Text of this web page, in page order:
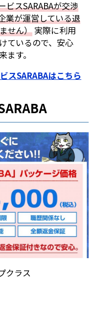
ビスSARABAが交渉
業が運営している退
せん） 実際に利用
ているので、安心
す。
スSARABAはこちら
クラス